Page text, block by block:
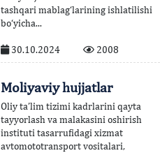
tashqari mablag‘larining ishlatilishi
bo‘yicha...
30.10.2024 2008
Moliyaviy hujjatlar
Oliy ta’lim tizimi kadrlarini qayta
tayyorlash va malakasini oshirish
instituti tasarrufidagi xizmat
avtomototransport vositalari,